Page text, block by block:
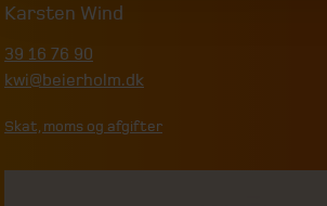
Karsten Wind
39 16 76 90
kwi@beierholm.dk
Skat, moms og afgifter